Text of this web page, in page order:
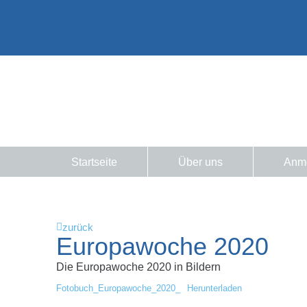
Startseite Über uns
zurück
Europawoche 2020
Die Europawoche 2020 in Bildern
Fotobuch_Europawoche_2020_ Herunterladen